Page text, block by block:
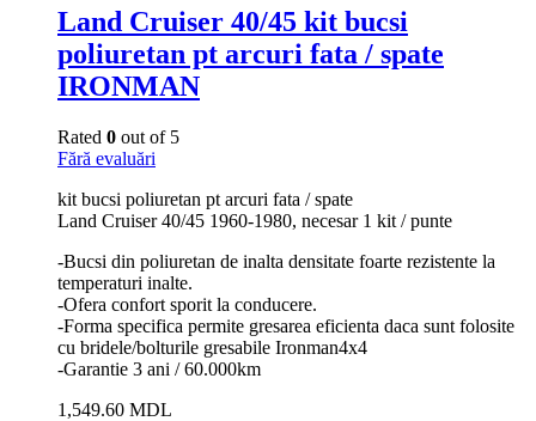
Land Cruiser 40/45 kit bucsi
poliuretan pt arcuri fata / spate
IRONMAN
Rated 0 out of 5
Fără evaluări
kit bucsi poliuretan pt arcuri fata / spate
Land Cruiser 40/45 1960-1980, necesar 1 kit / punte
-Bucsi din poliuretan de inalta densitate foarte rezistente la
temperaturi inalte.
-Ofera confort sporit la conducere.
-Forma specifica permite gresarea eficienta daca sunt folosite
cu bridele/bolturile gresabile Ironman4x4
-Garantie 3 ani / 60.000km
1,549.60 MDL